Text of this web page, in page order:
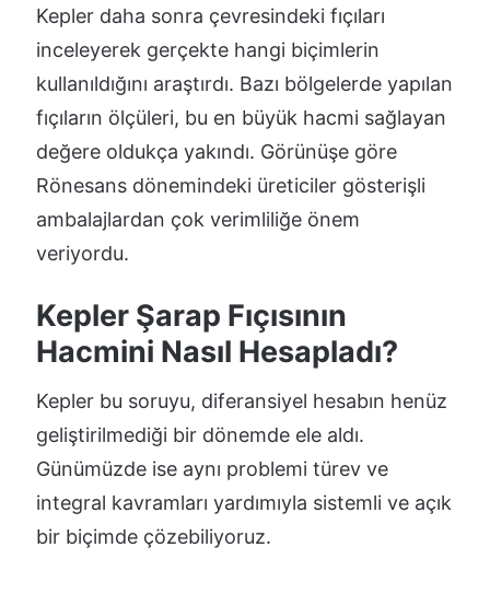
Kepler daha sonra çevresindeki fıçıları
inceleyerek gerçekte hangi biçimlerin
kullanıldığını araştırdı. Bazı bölgelerde yapılan
fıçıların ölçüleri, bu en büyük hacmi sağlayan
değere oldukça yakındı. Görünüşe göre
Rönesans dönemindeki üreticiler gösterişli
ambalajlardan çok verimliliğe önem
veriyordu.
Kepler Şarap Fıçısının
Hacmini Nasıl Hesapladı?
Kepler bu soruyu, diferansiyel hesabın henüz
geliştirilmediği bir dönemde ele aldı.
Günümüzde ise aynı problemi türev ve
integral kavramları yardımıyla sistemli ve açık
bir biçimde çözebiliyoruz.